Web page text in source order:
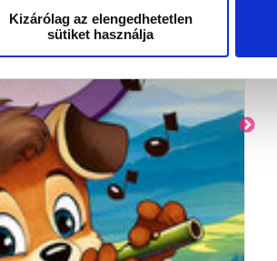
Kizárólag az elengedhetetlen
sütiket használja